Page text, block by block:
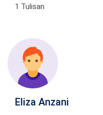
1 Tulisan
Eliza Anzani